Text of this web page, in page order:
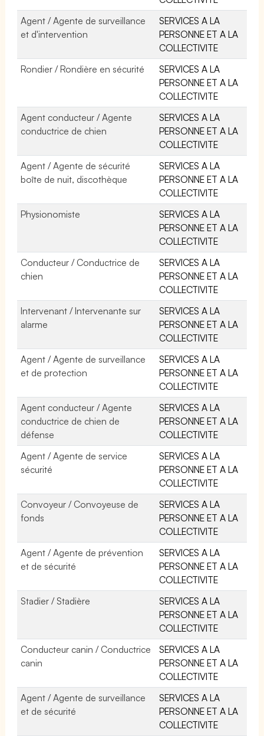
Agent / Agente de surveillance
et d'intervention
SERVICES A LA
PERSONNE ET A LA
COLLECTIVITE
Rondier / Rondière en sécurité
SERVICES A LA
PERSONNE ET A LA
COLLECTIVITE
Agent conducteur / Agente
conductrice de chien
SERVICES A LA
PERSONNE ET A LA
COLLECTIVITE
Agent / Agente de sécurité
boîte de nuit, discothèque
SERVICES A LA
PERSONNE ET A LA
COLLECTIVITE
Physionomiste
SERVICES A LA
PERSONNE ET A LA
COLLECTIVITE
Conducteur / Conductrice de
chien
SERVICES A LA
PERSONNE ET A LA
COLLECTIVITE
Intervenant / Intervenante sur
alarme
SERVICES A LA
PERSONNE ET A LA
COLLECTIVITE
Agent / Agente de surveillance
et de protection
SERVICES A LA
PERSONNE ET A LA
COLLECTIVITE
Agent conducteur / Agente
conductrice de chien de
défense
SERVICES A LA
PERSONNE ET A LA
COLLECTIVITE
Agent / Agente de service
sécurité
SERVICES A LA
PERSONNE ET A LA
COLLECTIVITE
Convoyeur / Convoyeuse de
fonds
SERVICES A LA
PERSONNE ET A LA
COLLECTIVITE
Agent / Agente de prévention
et de sécurité
SERVICES A LA
PERSONNE ET A LA
COLLECTIVITE
Stadier / Stadière
SERVICES A LA
PERSONNE ET A LA
COLLECTIVITE
Conducteur canin / Conductrice
canin
SERVICES A LA
PERSONNE ET A LA
COLLECTIVITE
Agent / Agente de surveillance
et de sécurité
SERVICES A LA
PERSONNE ET A LA
COLLECTIVITE